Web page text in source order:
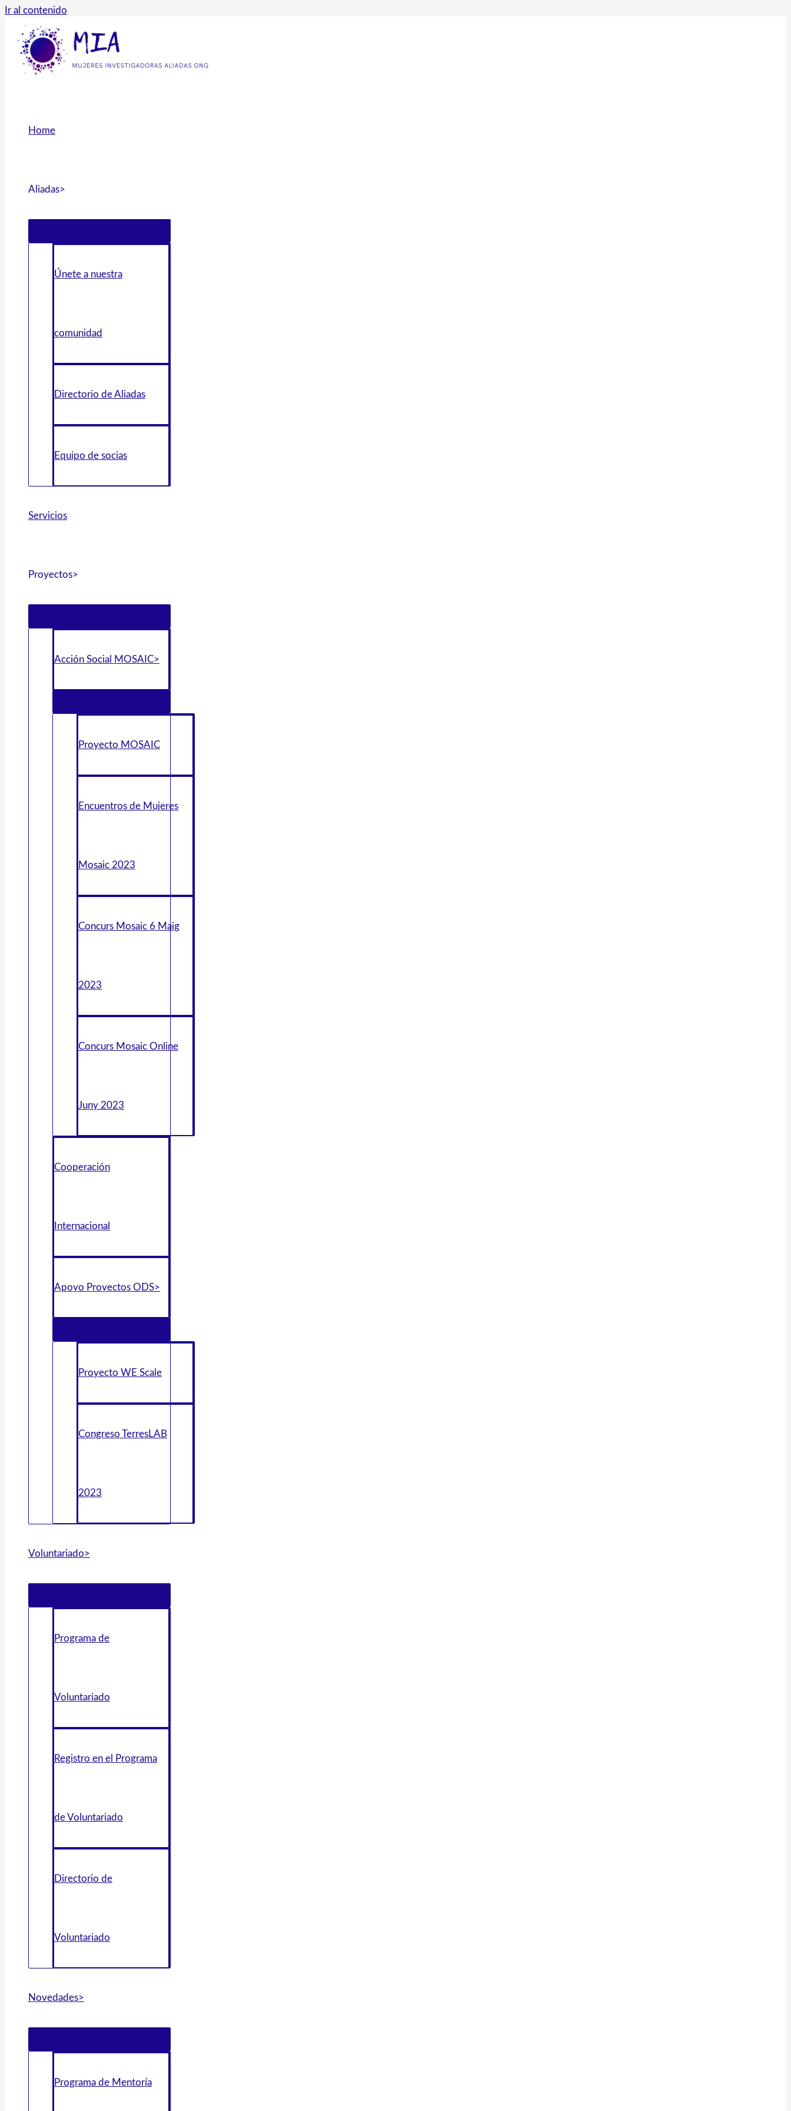
Ir al contenido
Home
Aliadas>
Únete a nuestra
comunidad
Directorio de Aliadas
Equipo de socias
Servicios
Proyectos>
Acción Social MOSAIC>
Proyecto MOSAIC
Encuentros de Mujeres
Mosaic 2023
Concurs Mosaic 6 Maig
2023
Concurs Mosaic Online
Juny 2023
Cooperación
Internacional
Apoyo Proyectos ODS>
Proyecto WE Scale
Congreso TerresLAB
2023
Voluntariado>
Programa de
Voluntariado
Registro en el Programa
de Voluntariado
Directorio de
Voluntariado
Novedades>
Programa de Mentoría